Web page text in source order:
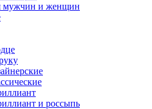
мужчин и женщин
и россыпь